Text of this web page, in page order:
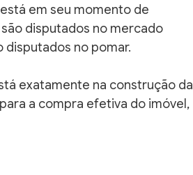
em seu momento de
disputados no mercado
disputados no pomar.
exatamente na construção da
a compra efetiva do imóvel,